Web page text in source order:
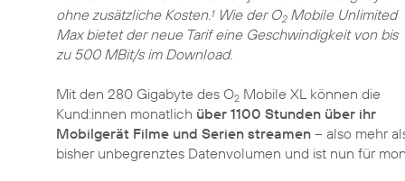
ohne zusätzliche Kosten.1Wie der O2Mobile Unlimited
Max bietet der neue Tarif eine Geschwindigkeit von bis
zu 500 MBit/s im Download.
Mit den 280 Gigabyte des O2 Mobile XL können die
Kund:innen monatlich über 1100 Stunden über ihr
Mobilgerät Filme und Serien streamen – also mehr
bisher unbegrenztes Datenvolumen und ist nun für